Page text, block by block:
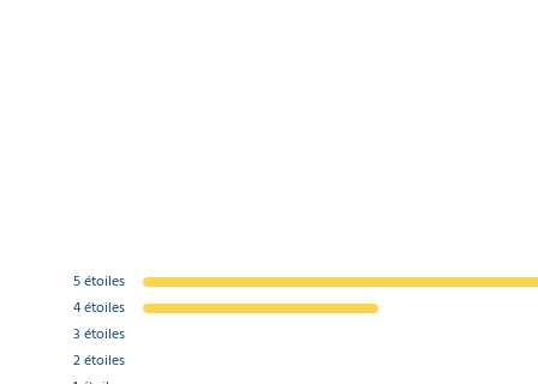
5étoiles
4étoiles
3 étoiles
2étoiles